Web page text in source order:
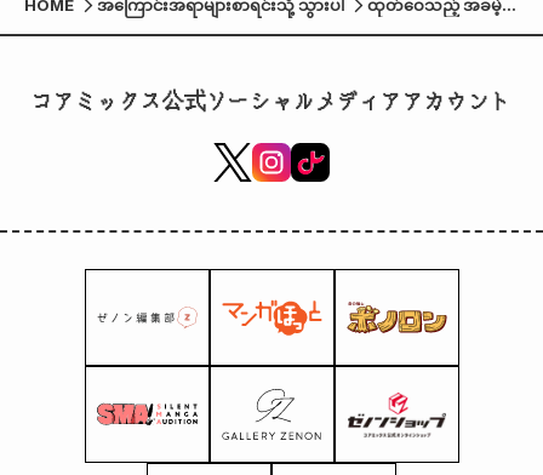
HOME အကြောင်းအရာများစာရင်းသို့ သွားပါ
ထုတ်ဝေသည့် အခမဲ့
မဂ္ဂဇင်း "
Kumamoto
コアミックス公式ソーシャルメディアアカウント